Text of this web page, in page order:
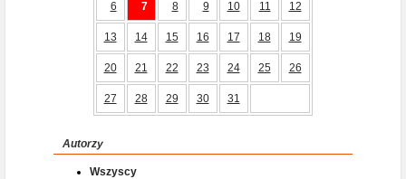
6 7 8 9 10 11 12
13 14 15 16 17 18 19
20 21 22 23 24 25 26
27 28 29 30 31
Autorzy
Wszyscy